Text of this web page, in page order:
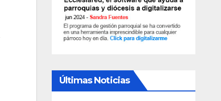
Últimas Noticias